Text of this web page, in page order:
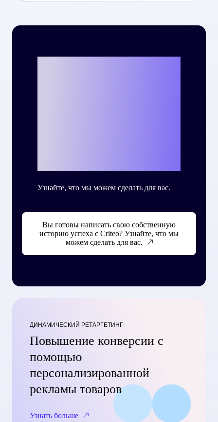
Узнайте, что мы можем сделать для вас.
Вы готовы написать свою собственную
историю успеха с Criteo? Узнайте, что мы
можем сделать для вас.
ДИНАМИЧЕСКИЙ РЕТАРГЕТИНГ
Повышение конверсии с
помощью
персонализированной
рекламы товаров
Узнать больше